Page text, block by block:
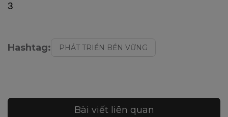
3
Hashtag: PHÁT TRIỂN BỀN VỮNG
Bài viết liên quan